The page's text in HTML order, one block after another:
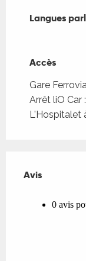
Langues
Langues
Accès
Accès
Gare
Arrêt liO Car
L'Hospitalet
Avis
Avis